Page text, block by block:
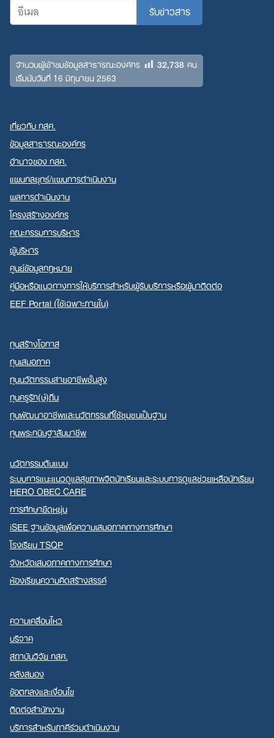
จำนวนผู้เข้าชมข้อมูลสาธารณะองค์กร 32,738คน
เริ่มนับวันที่ 16 มิถุนายน 2563
เกี่ยวกับ กสศ.
ข้อมูลสาธารณะองค์กร
อำนาจของ กสศ.
แผนกลยุทธ์/แผนการดำเนินงาน
ผลการดำเนินงาน
โครงสร้างองค์กร
คณะกรรมการบริหาร
ผู้บริหาร
ศูนย์ข้อมูลกฎหมาย
คู่มือหรือแนวทางการให้บริการสำหรับผู้รับบริการหรือผู้มาติดต่อ
EEF Portal (ใช้เฉพาะภายใน)
ทุนสร้างโอกาส
ทุนเสมอภาค
ทุนนวัตกรรมสายอาชีพชั้นสูง
ทุนครูรัก(ษ์)ถิ่น
ทุนพัฒนาอาชีพและนวัตกรรมที่ใช้ชุมชนเป็นฐาน
ทุนพระกนิษฐาสัมมาชีพ
นวัตกรรมต้นแบบ
ระบบการแนะแนวดูแลสุขภาพจิตนักเรียนและระบบการดูแลช่วยเหลือนักเรียน
HERO OBEC CARE
การศึกษายืดหยุ่น
iSEE ฐานข้อมูลเพื่อความเสมอภาคทางการศึกษา
โรงเรียน TSQP
จังหวัดเสมอภาคทางการศึกษา
ห้องเรียนความคิดสร้างสรรค์
ความเคลื่อนไหว
บริจาค
สถาบันวิจัย กสศ.
คลังสมอง
ข้อตกลงและเงื่อนไข
ติดต่อสำนักงาน
บริการสำหรับภาคีร่วมดำเนินงาน